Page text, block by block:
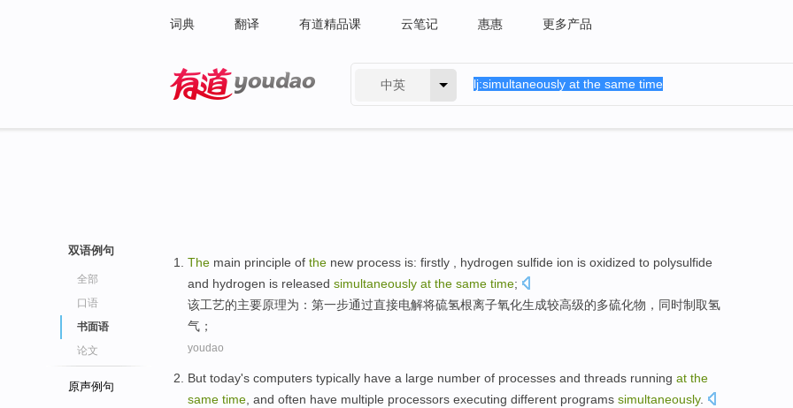
词典 翻译 有道精品课 云笔记 惠惠 更多产品
中英
双语例句
全部
口语
书面语
论文
原声例句
The main principle of the new process is: firstly hydrogen sulfide ion is oxidized to polysulfide
and hydrogen is released simultaneously at the same time;
该工艺的主要原理为 ： 第一步通过直接电解将硫氢根离子氧化生成较高级的多硫化物 ，同时制取氢
气 ；
youdao
But today's computers typically have a large number of processes and threads running at the
same time , and often have multiple processors executing different programs simultaneously.